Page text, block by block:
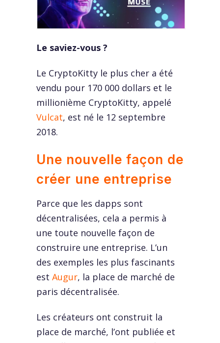
Le saviez-vous ?
Le CryptoKitty le plus cher a été
vendu pour 170 000 dollars et le
millionième CryptoKitty, appelé
Vulcat, est né le 12 septembre
2018.
Une nouvelle façon de
créer une entreprise
Parce que les dapps sont
décentralisées, cela a permis à
une toute nouvelle façon de
construire une entreprise. L’un
des exemples les plus fascinants
est Augur, la place de marché de
paris décentralisée.
Les créateurs ont construit la
place de marché, l’ont publiée et